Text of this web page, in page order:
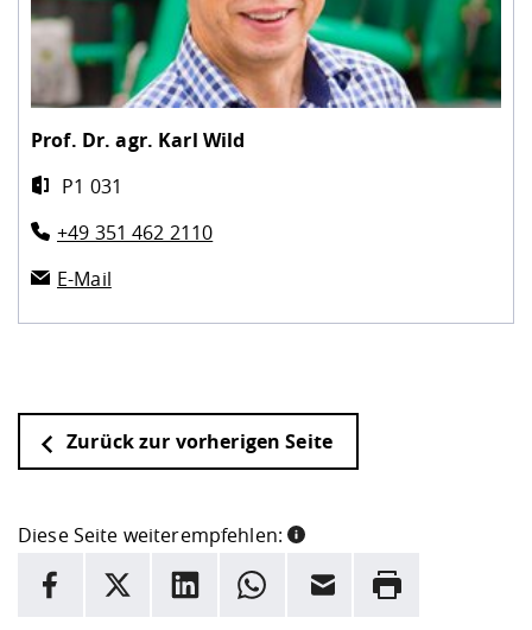
Prof. Dr. agr. Karl Wild
P1 031
+49 351 462 2110
E-Mail
Zurück zur vorherigen Seite
Diese Seite weiterempfehlen:
INFORMATION
Hier stehen weitere Informationen und ein Link zur
Facebook
X LinkedInWhatsappE-Mail Drucken